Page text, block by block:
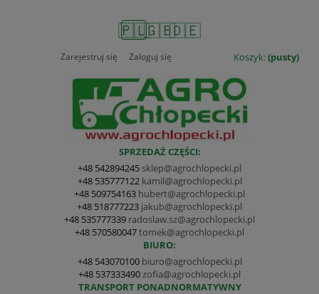
🇵🇱🇬🇧🇩🇪
Koszyk:(pusty)
Zarejestruj się Zaloguj się
SPRZEDAŻ CZĘŚCI:
+48 542894245 sklep@agrochlopecki.pl
+48 535777122 kamil@agrochlopecki.pl
+48 509754163 hubert@agrochlopecki.pl
+48 518777223 jakub@agrochlopecki.pl
+48 535777339 radoslaw.sz@agrochlopecki.pl
+48 570580047tomek@agrochlopecki.pl
BIURO:
+48 543070100 biuro@agrochlopecki.pl
+48 537333490 zofia@agrochlopecki.pl
TRANSPORT PONADNORMATYWNY